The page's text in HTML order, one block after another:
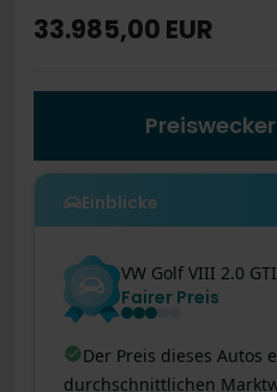
33.985,00 EUR
Einblicke
VW Golf VIII 2.0 GTI
Fairer Preis
Der Preis dieses Autos
durchschnittlichen